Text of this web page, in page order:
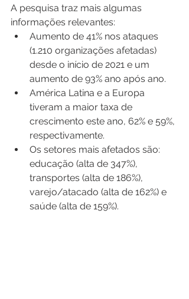
A pesquisa traz mais algumas
informações relevantes:
Aumento de 41% nos ataques
(1.210 organizações afetadas)
desde o início de 2021 e um
aumento de 93% ano após ano.
América Latina e a Europa
tiveram a maior taxa de
crescimento este ano, 62% e 59%,
respectivamente.
Os setores mais afetados são:
educação (alta de 347%),
transportes (alta de 186%),
varejo/atacado (alta de 162%) e
saúde (alta de 159%).